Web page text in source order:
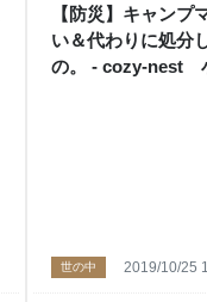
【防災】キャンプ
い＆代わりに処分
の。 - cozy-nest
世の中 2019/10/25